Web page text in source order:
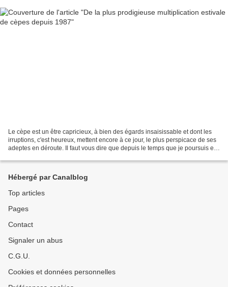
Le cèpe est un être capricieux, à bien des égards insaisissable et dont les
irruptions, c'est heureux, mettent encore à ce jour, le plus perspicace de ses
adeptes en déroute. Il faut vous dire que depuis le temps que je poursuis et
Hébergé par Canalblog
Top articles
Pages
Contact
Signaler un abus
C.G.U.
Cookies et données personnelles